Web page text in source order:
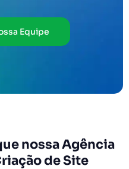
Equipe
nossa Agência
de Site